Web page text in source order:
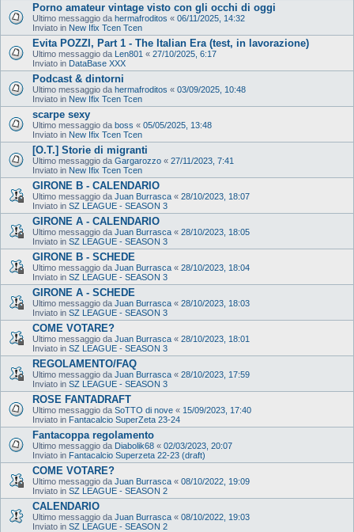
Porno amateur vintage visto con gli occhi di oggi
Ultimo messaggio da hermafroditos « 06/11/2025, 14:32
Inviato in New Ifix Tcen Tcen
Evita POZZI, Part 1 - The Italian Era (test, in lavorazione)
Ultimo messaggio da Len801 « 27/10/2025, 6:17
Inviato in DataBase XXX
Podcast & dintorni
Ultimo messaggio da hermafroditos « 03/09/2025, 10:48
Inviato in New Ifix Tcen Tcen
scarpe sexy
Ultimo messaggio da boss « 05/05/2025, 13:48
Inviato in New Ifix Tcen Tcen
[O.T.] Storie di migranti
Ultimo messaggio da Gargarozzo « 27/11/2023, 7:41
Inviato in New Ifix Tcen Tcen
GIRONE B - CALENDARIO
Ultimo messaggio da Juan Burrasca « 28/10/2023, 18:07
Inviato in SZ LEAGUE - SEASON 3
GIRONE A - CALENDARIO
Ultimo messaggio da Juan Burrasca « 28/10/2023, 18:05
Inviato in SZ LEAGUE - SEASON 3
GIRONE B - SCHEDE
Ultimo messaggio da Juan Burrasca « 28/10/2023, 18:04
Inviato in SZ LEAGUE - SEASON 3
GIRONE A - SCHEDE
Ultimo messaggio da Juan Burrasca « 28/10/2023, 18:03
Inviato in SZ LEAGUE - SEASON 3
COME VOTARE?
Ultimo messaggio da Juan Burrasca « 28/10/2023, 18:01
Inviato in SZ LEAGUE - SEASON 3
REGOLAMENTO/FAQ
Ultimo messaggio da Juan Burrasca « 28/10/2023, 17:59
Inviato in SZ LEAGUE - SEASON 3
ROSE FANTADRAFT
Ultimo messaggio da SoTTO di nove « 15/09/2023, 17:40
Inviato in Fantacalcio SuperZeta 23-24
Fantacoppa regolamento
Ultimo messaggio da Diabolik68 « 02/03/2023, 20:07
Inviato in Fantacalcio Superzeta 22-23 (draft)
COME VOTARE?
Ultimo messaggio da Juan Burrasca « 08/10/2022, 19:09
Inviato in SZ LEAGUE - SEASON 2
CALENDARIO
Ultimo messaggio da Juan Burrasca « 08/10/2022, 19:03
Inviato in SZ LEAGUE - SEASON 2